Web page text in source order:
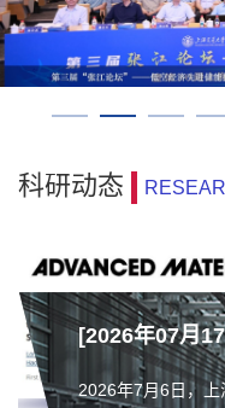
科研动态
[2026年07月
团队：双结构
2026年7月6日，